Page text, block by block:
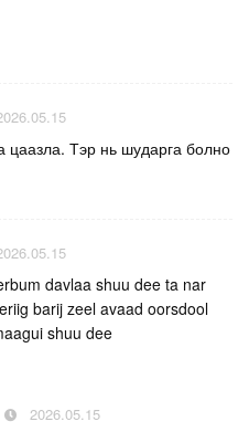
цаазла. Тэр нь шударга болно
davlaa shuu dee ta nar
barij zeel avaad oorsdool
shuu dee
2026.05.15